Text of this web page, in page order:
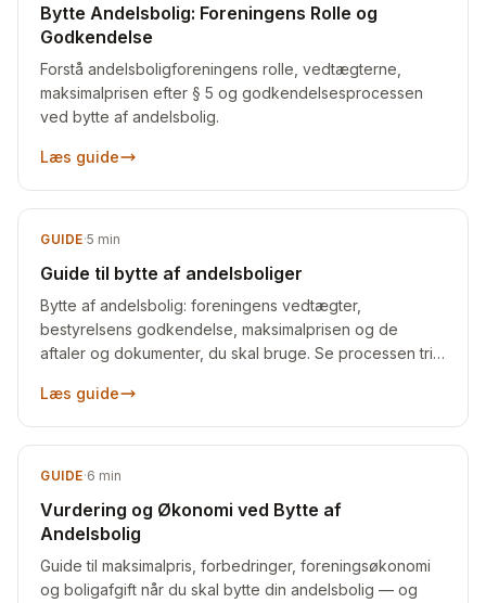
Bytte Andelsbolig: Foreningens Rolle og
Godkendelse
Forstå andelsboligforeningens rolle, vedtægterne,
maksimalprisen efter § 5 og godkendelsesprocessen
ved bytte af andelsbolig.
Læs guide
GUIDE·5 min
Guide til bytte af andelsboliger
Bytte af andelsbolig: foreningens vedtægter,
bestyrelsens godkendelse, maksimalprisen og de
aftaler og dokumenter, du skal bruge. Se processen trin
Læs guide
GUIDE·6 min
Vurdering og Økonomi ved Bytte af
Andelsbolig
Guide til maksimalpris, forbedringer, foreningsøkonomi
og boligafgift når du skal bytte din andelsbolig — og